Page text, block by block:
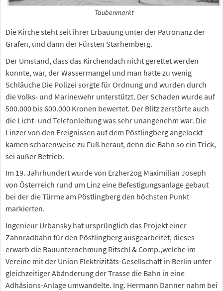
Taubenmarkt
Die Kirche steht seit ihrer Erbauung unter der Patronanz der
Grafen, und dann der Fürsten Starhemberg.
Der Umstand, dass das Kirchendach nicht gerettet werden
konnte, war, der Wassermangel und man hatte zu wenig
Schläuche Die Polizei sorgte für Ordnung und wurden durch
die Volks- und Marinewehr unterstützt. Der Schaden wurde auf
500.000 bis 600.000 Kronen bewertet. Der Blitz zerstörte auch
die Licht- und Telefonleitung was sehr unangenehm war. Die
Linzer von den Ereignissen auf dem Pöstlingberg angelockt
kamen scharenweise zu Fuß herauf, denn die Bahn so ein Trick,
sei außer Betrieb.
Im 19. Jahrhundert wurde von Erzherzog Maximilian Joseph
von Österreich rund um Linz eine Befestigungsanlage gebaut
bei der die Türme am Pöstlingberg den höchsten Punkt
markierten.
Ingenieur Urbansky hat ursprünglich das Projekt einer
Zahnradbahn für den Pöstlingberg ausgearbeitet, dieses
erwarb die Bauunternehmung Ritschl & Comp.,welche im
Vereine mit der Union Elektrizitäts-Gesellschaft in Berlin unter
gleichzeitiger Abänderung der Trasse die Bahn in eine
Adhäsions-Anlage umwandelte. Ing. Hermann Danner nahm bei